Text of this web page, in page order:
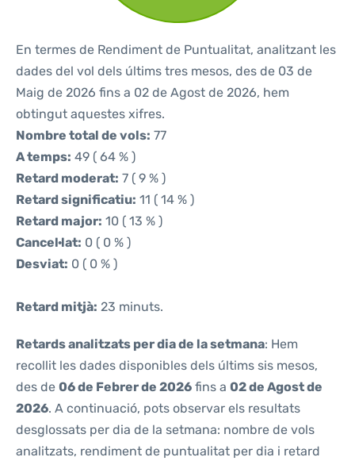
En termes de Rendiment de Puntualitat, analitzant les
dades del vol dels últims tres mesos, des de 03 de
Maig de 2026 fins a 02 de Agost de 2026, hem
obtingut aquestes xifres.
Nombre total de vols: 77
A temps: 49 ( 64 % )
Retard moderat: 7 ( 9 % )
Retard significatiu: 11 ( 14 % )
Retard major: 10 ( 13 % )
Cancel·lat: 0 ( 0 % )
Desviat: 0 ( 0 % )
Retard mitjà: 23 minuts.
Retards analitzats per dia de la setmana: Hem
recollit les dades disponibles dels últims sis mesos,
des de 06 de Febrer de 2026 fins a 02 de Agost de
2026. A continuació, pots observar els resultats
desglossats per dia de la setmana: nombre de vols
analitzats, rendiment de puntualitat per dia i retard